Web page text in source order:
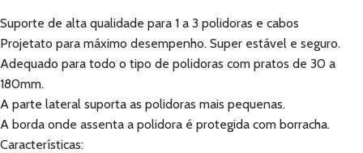
Suporte de alta qualidade para 1 a 3 polidoras e cabos
Projetato para máximo desempenho. Super estável e seguro.
Adequado para todo o tipo de polidoras com pratos de 30 a
180mm.
A parte lateral suporta as polidoras mais pequenas.
A borda onde assenta a polidora é protegida com borracha.
Características: